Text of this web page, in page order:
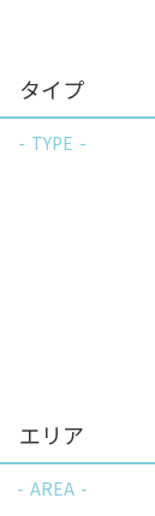
タイプ
TYPE
エリア
AREA